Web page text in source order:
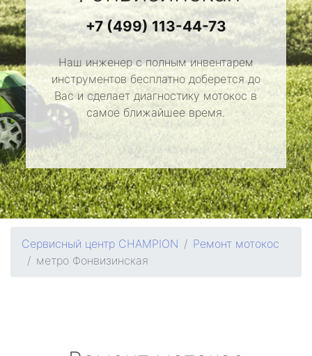
+7 (499) 113-44-73
Наш инженер с полным инвентарем
инструментов бесплатно доберется до
Вас и сделает диагностику мотокос в
самое ближайшее время.
Сервисный центр CHAMPION
Ремонт мотокос
метро Фонвизинская